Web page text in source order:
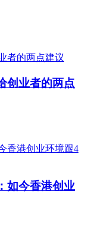
创业者的两点
如今香港创业